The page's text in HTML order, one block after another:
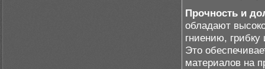
Прочность и
обладают
гниению,
Это
материалов на